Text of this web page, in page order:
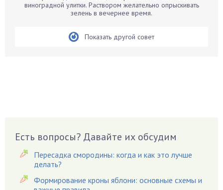
Бегония
Вешенки
Виноград
Вредители
виноградной улитки. Раствором желательно опрыскивать
зелень в вечернее время.
Показать другой совет
Есть вопросы? Давайте их обсудим
Пересадка смородины: когда и как это лучше
делать?
Формирование кроны яблони: основные схемы и